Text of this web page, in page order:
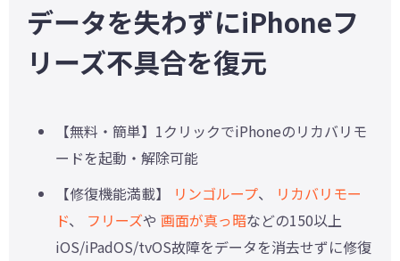
データを失わずにiPhoneフ
リーズ不具合を復元
【無料・簡単】1クリックでiPhoneのリカバリモ
ードを起動・解除可能
【修復機能満載】
リンゴループ、
リカバリモー
ド、 フリーズや 画面が真っ暗などの150以上
iOS/iPadOS/tvOS故障をデータを消去せずに修復